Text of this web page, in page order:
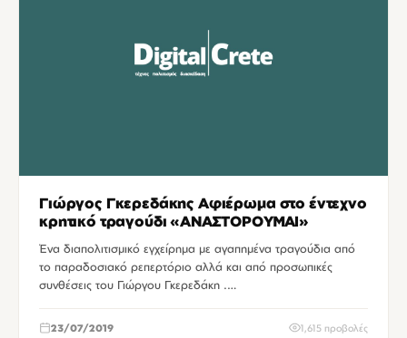
Γιώργος Γκερεδάκης Αφιέρωμα στο έντεχνο
κρητικό τραγούδι «ΑΝΑΣΤΟΡΟΥΜΑΙ»
Ένα διαπολιτισμικό εγχείρημα με αγαπημένα τραγούδια από
το παραδοσιακό ρεπερτόριο αλλά και από προσωπικές
συνθέσεις του Γιώργου Γκερεδάκη .…
23/07/2019 1,615 προβολές